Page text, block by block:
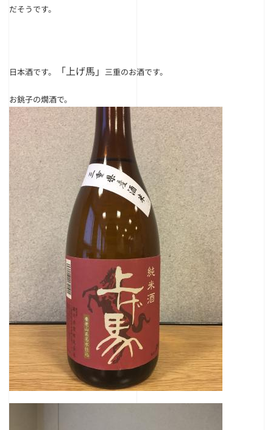
だそうです。
日本酒です。 「上げ馬」 三重のお酒です。
お銚子の燗酒で。